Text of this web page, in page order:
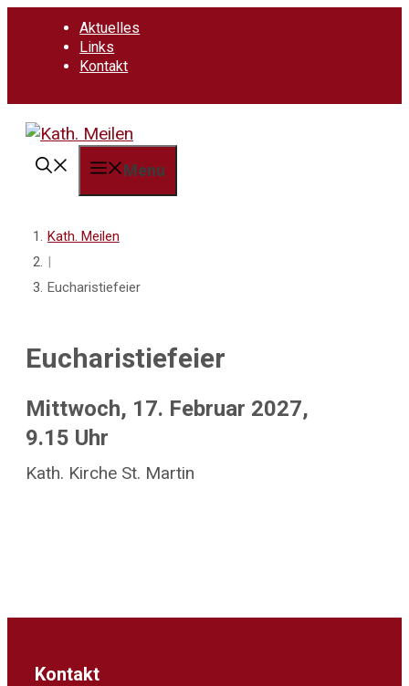
Aktuelles
Links
Kontakt
Menu
Kath. Meilen
|
Eucharistiefeier
Eucharistiefeier
Mittwoch, 17. Februar 2027,
9.15 Uhr
Kath. Kirche St. Martin
Kontakt